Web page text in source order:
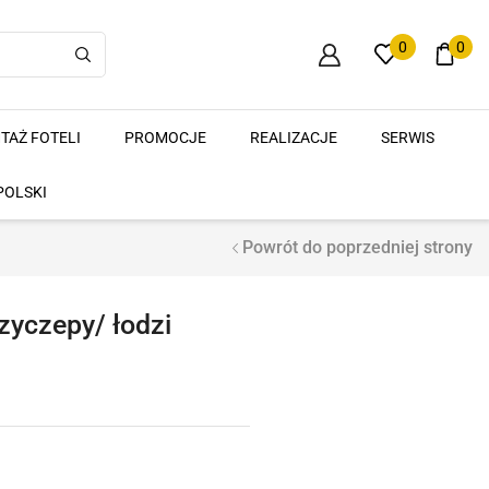
0 0
FOTELI PROMOCJE REALIZACJE SERWIS
Powrót do poprzedniej strony
łodzi